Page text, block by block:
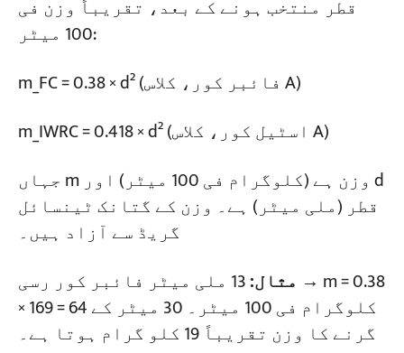
قطر منتخب ہونے کے بعد، تقریباً وزن فی
100 میٹر:
m_FC = 0.38 × d² (فائبر کور، کلاس A)
m_IWRC = 0.418 × d² (اسٹیل کور، کلاس A)
جہاں m وزن ہے (کلوگرام فی 100 میٹر) اور d
قطر (ملی میٹر) ہے۔ وزن کے گتانک ٹینسائل
گریڈ سے آزاد ہیں۔
مثال:
13 ملی میٹر فائبر کور رسی → m = 0.38
× 169 = 64 کلوگرام فی 100 میٹر۔ 30 میٹر کے
گرنے کا وزن تقریباً 19 کلو گرام ہوتا ہے۔